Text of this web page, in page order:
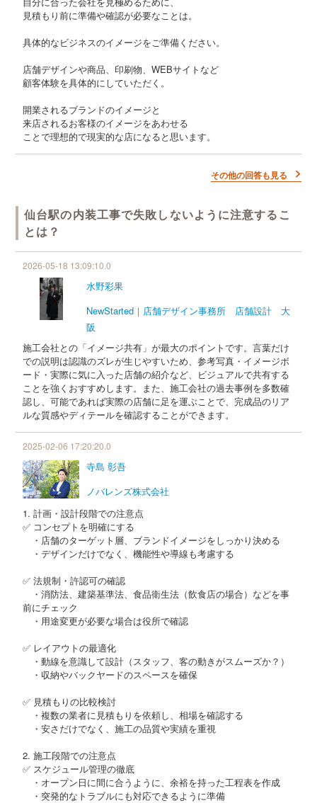
見積もり前に準備や確認が必要なことは。
具体的なビジネスのイメージをご準備ください。
店舗デザインや商品、印刷物、WEBサイトなど
顧客体験を具体的にしていただく。
開業されるブランドのイメージと
来店されるお客様のイメージをあわせる
ことで理想的で現実的な店になると思います。
その他の回答も見る
仙台駅の内装工事で失敗しないように注意するこ
とは？
2026-05-18 13:09:10.0
水野彩果
NewStarted｜店舗デザイン事務所 店舗設計 大
阪
施工会社との「イメージ共有」が最大のポイントです。言葉だけ
での説明は認識のズレが生じやすいため、参考写真・イメージボ
ード・実際に気に入った店舗の紹介など、ビジュアルで共有する
ことを強くおすすめします。また、施工会社の過去事例を多数確
認し、可能であれば実際の店舗に足を運ぶことで、完成品のリア
ルな質感やディテールを確認することができます。
2025-02-06 17:20:20.0
寺島 彰吾
ノバレンズ株式会社
1. 計画・設計段階での注意点
✅ コンセプトを明確にする
・店舗のターゲット層、ブランドイメージをしっかり決める
・デザインだけでなく、機能性や導線も考慮する
✅ 法規制・許認可の確認
・消防法、建築基準法、食品衛生法（飲食店の場合）などを事
前にチェック
・用途変更が必要な場合は役所で確認
✅ レイアウトの最適化
・動線を意識して設計（スタッフ、客の動きがスムーズか？）
・収納やバックヤードのスペースを確保
✅ 見積もりの比較検討
・複数の業者に見積もりを依頼し、相場を確認する
・安さだけでなく、施工の品質や実績を重視
2. 施工段階での注意点
✅ スケジュール管理の徹底
・オープン日に間に合うように、余裕を持った工程表を作成
・突発的なトラブルにも対応できるように準備